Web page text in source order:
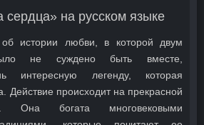
сердца» на русском языке
истории любви, в которой двум
не суждено быть вместе,
интересную легенду, которая
Действие происходит на прекрасной
Она богата многовековыми